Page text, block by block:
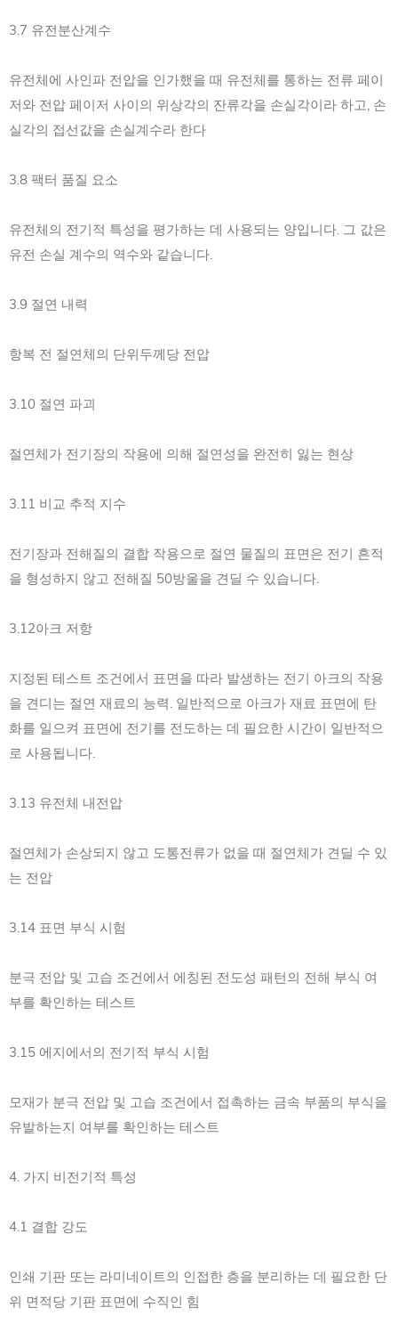
3.7 유전분산계수
유전체에 사인파 전압을 인가했을 때 유전체를 통하는 전류 페이
저와 전압 페이저 사이의 위상각의 잔류각을 손실각이라 하고, 손
실각의 접선값을 손실계수라 한다
3.8 팩터 품질 요소
유전체의 전기적 특성을 평가하는 데 사용되는 양입니다. 그 값은
유전 손실 계수의 역수와 같습니다.
3.9 절연 내력
항복 전 절연체의 단위두께당 전압
3.10 절연 파괴
절연체가 전기장의 작용에 의해 절연성을 완전히 잃는 현상
3.11 비교 추적 지수
전기장과 전해질의 결합 작용으로 절연 물질의 표면은 전기 흔적
을 형성하지 않고 전해질 50방울을 견딜 수 있습니다.
3.12아크 저항
지정된 테스트 조건에서 표면을 따라 발생하는 전기 아크의 작용
을 견디는 절연 재료의 능력. 일반적으로 아크가 재료 표면에 탄
화를 일으켜 표면에 전기를 전도하는 데 필요한 시간이 일반적으
로 사용됩니다.
3.13 유전체 내전압
절연체가 손상되지 않고 도통전류가 없을 때 절연체가 견딜 수 있
는 전압
3.14 표면 부식 시험
분극 전압 및 고습 조건에서 에칭된 전도성 패턴의 전해 부식 여
부를 확인하는 테스트
3.15 에지에서의 전기적 부식 시험
모재가 분극 전압 및 고습 조건에서 접촉하는 금속 부품의 부식을
유발하는지 여부를 확인하는 테스트
4. 가지 비전기적 특성
4.1 결합 강도
인쇄 기판 또는 라미네이트의 인접한 층을 분리하는 데 필요한 단
위 면적당 기판 표면에 수직인 힘